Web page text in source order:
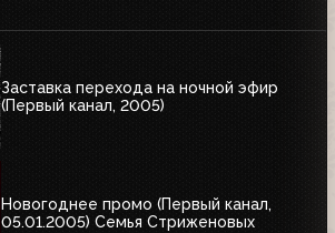
Заставка перехода на ночной эфир
(Первый канал, 2005)
Новогоднее промо (Первый канал,
05.01.2005) Семья Стриженовых